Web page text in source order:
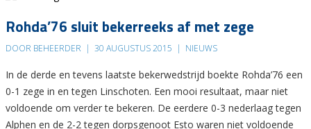
Rohda’76 sluit bekerreeks af met zege
DOOR BEHEERDER | 30 AUGUSTUS 2015 | NIEUWS
In de derde en tevens laatste bekerwedstrijd boekte Rohda’76 een
0-1 zege in en tegen Linschoten. Een mooi resultaat, maar niet
voldoende om verder te bekeren. De eerdere 0-3 nederlaag tegen
Alphen en de 2-2 tegen dorpsgenoot Esto waren niet voldoende